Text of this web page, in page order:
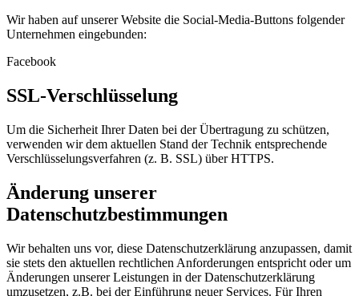
Wir haben auf unserer Website die Social-Media-Buttons folgender
Unternehmen eingebunden:
Facebook
SSL-Verschlüsselung
Um die Sicherheit Ihrer Daten bei der Übertragung zu schützen,
verwenden wir dem aktuellen Stand der Technik entsprechende
Verschlüsselungsverfahren (z. B. SSL) über HTTPS.
Änderung unserer
Datenschutzbestimmungen
Wir behalten uns vor, diese Datenschutzerklärung anzupassen, damit
sie stets den aktuellen rechtlichen Anforderungen entspricht oder um
Änderungen unserer Leistungen in der Datenschutzerklärung
umzusetzen, z.B. bei der Einführung neuer Services. Für Ihren